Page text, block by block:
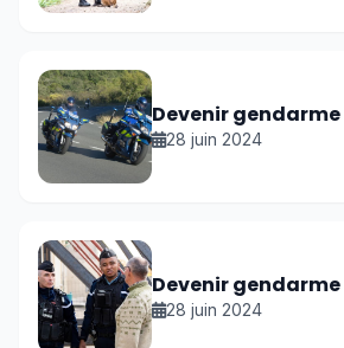
Devenir
28 juin 2024
Devenir
28 juin 2024